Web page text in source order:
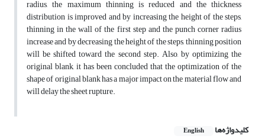
radius, the maximum thinning is reduced and the thickness
distribution is improved and by increasing the height of the steps,
thinning in the wall of the first step and the punch corner radius
increase and by decreasing the height of the steps, thinning position
will be shifted toward the second step. Also, by optimizing the
original blank, it has been concluded that the optimization of the
shape of original blank has a major impact on the material flow and
will delay the sheet rupture.
کلیدواژه‌ها English